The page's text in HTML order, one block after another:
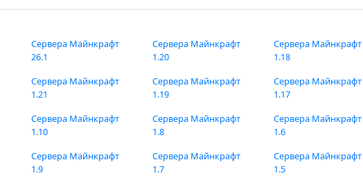
Сервера Майнкрафт
26.1
Сервера Майнкрафт
1.21
Сервера Майнкрафт
1.20
Сервера Майнкрафт
1.19
Сервера Майнкрафт
1.18
Сервера Майнкрафт
1.17
Сервера Майнкрафт
1.10
Сервера Майнкрафт
1.9
Сервера Майнкрафт
1.8
Сервера Майнкрафт
1.7
Сервера Майнкрафт
1.6
Сервера Майнкрафт
1.5